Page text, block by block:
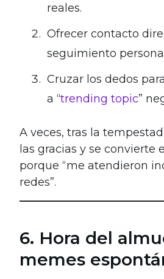
reales.
Ofrecer contacto
seguimiento
Cruzar los dedos
a “trending topic”
A veces, tras la
las gracias y se convierte
porque “me atendieron
redes”.
6. Hora del
memes